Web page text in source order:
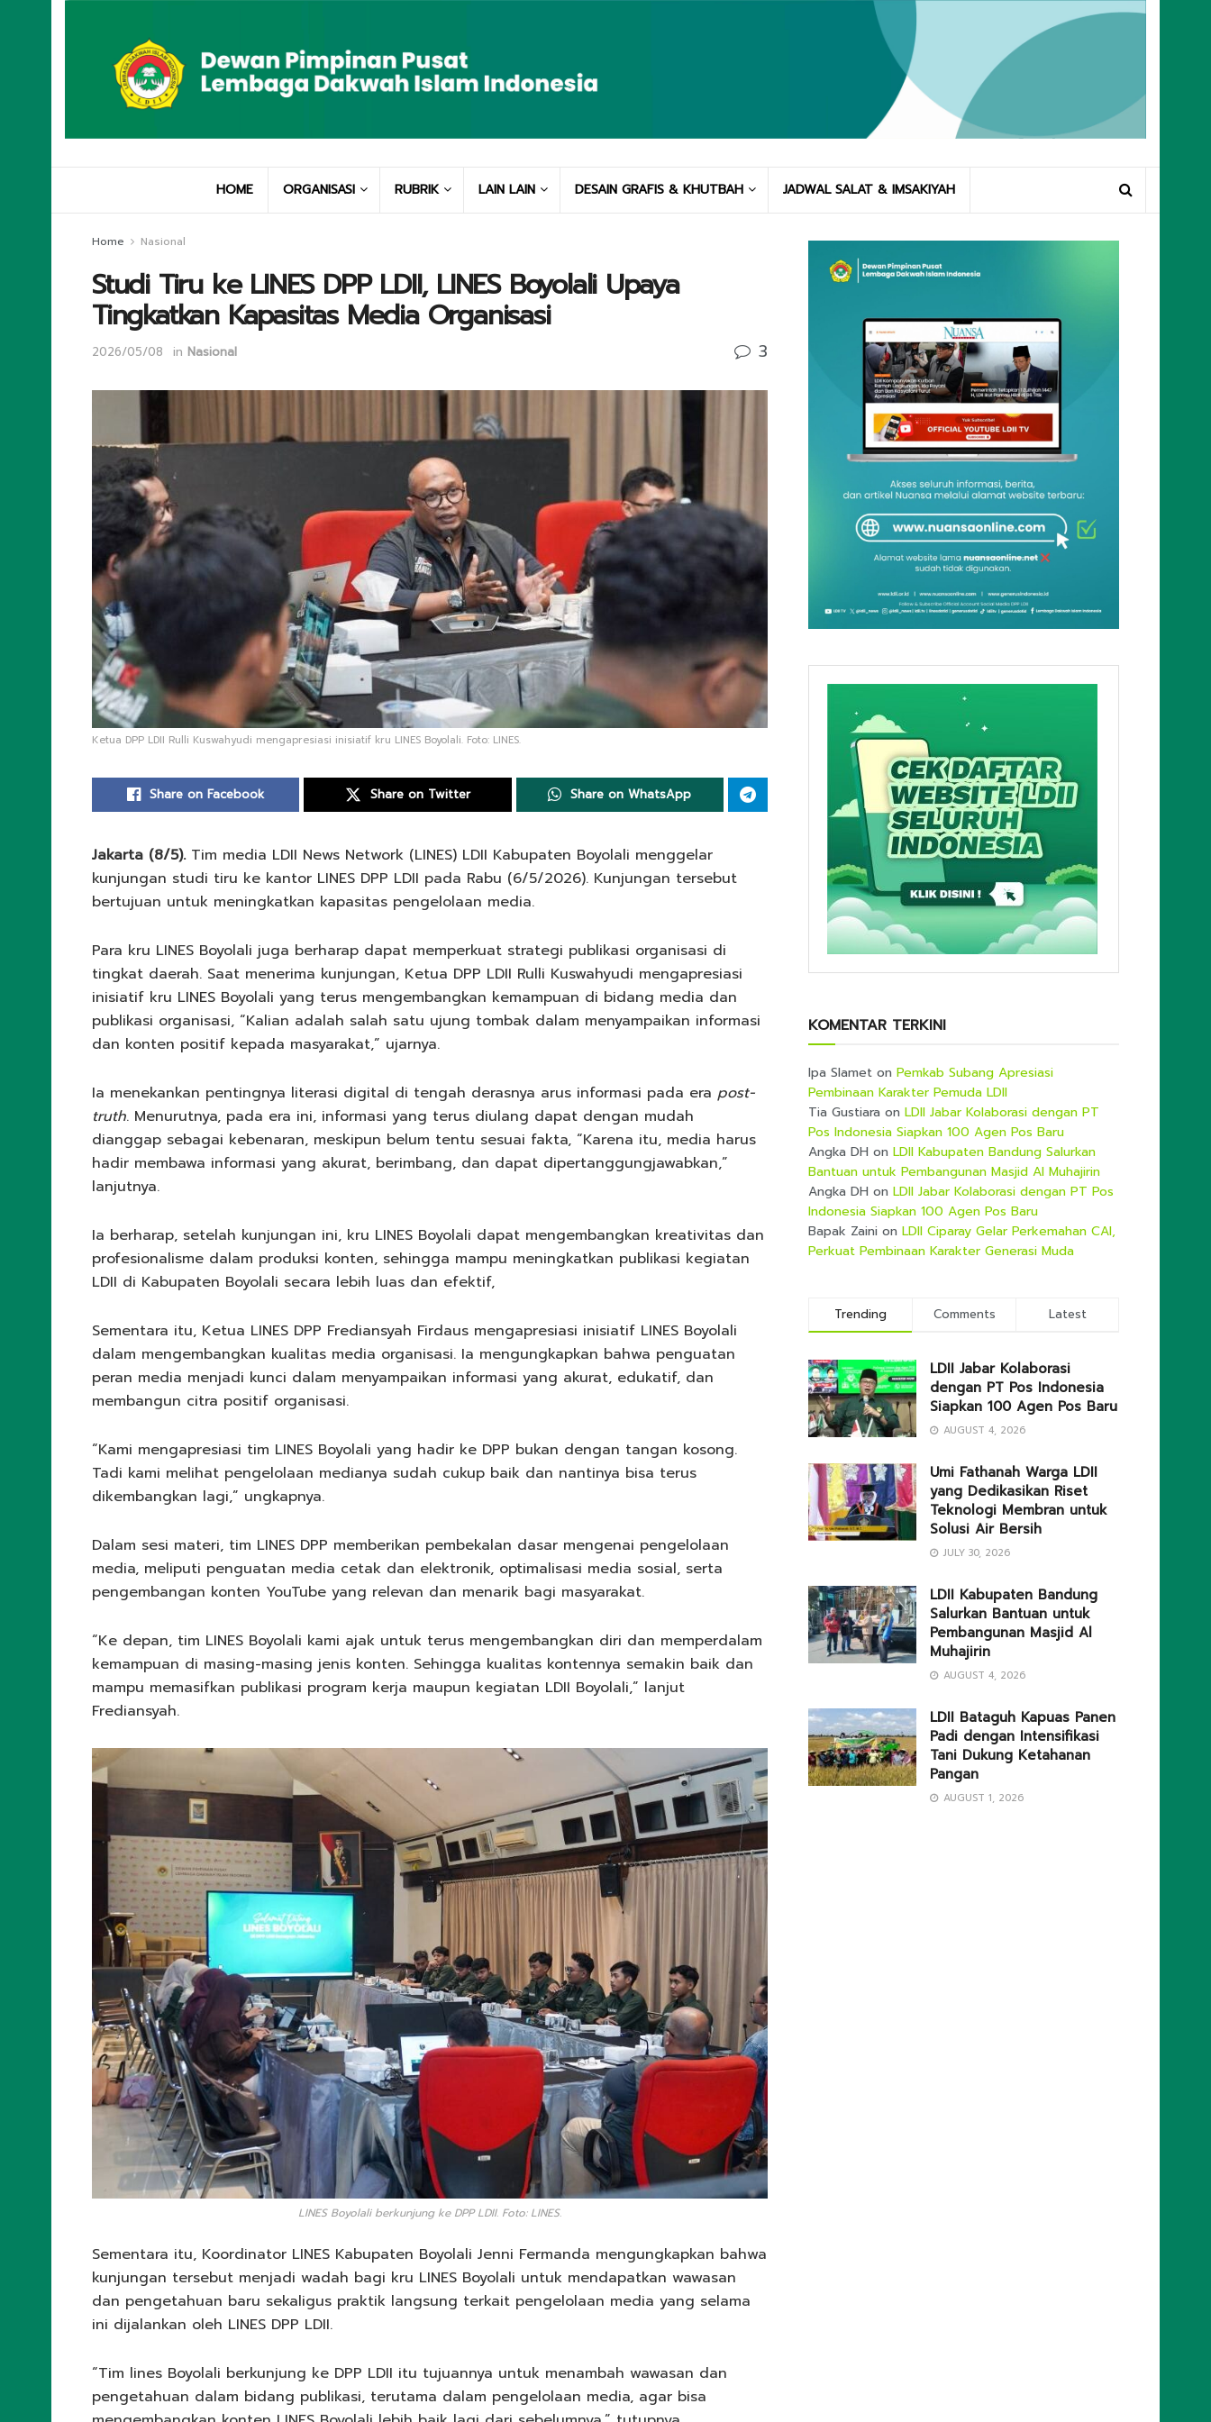
HOME ORGANISASI RUBRIK LAIN LAIN DESAIN GRAFIS & KHUTBAH JADWAL SALAT & IMSAKIYAH
Home Nasional
Studi Tiru ke LINES DPP LDII, LINES Boyolali Upaya
Tingkatkan Kapasitas Media Organisasi
2026/05/08 in Nasional 3
Ketua DPP LDII Rulli Kuswahyudi mengapresiasi inisiatif kru LINES Boyolali. Foto: LINES.
Share on Facebook Share on Twitter Share on WhatsApp
Jakarta (8/5).Tim media LDII News Network (LINES) LDII Kabupaten Boyolali menggelar
kunjungan studi tiru ke kantor LINES DPP LDII pada Rabu (6/5/2026). Kunjungan tersebut
bertujuan untuk meningkatkan kapasitas pengelolaan media.
Para kru LINES Boyolali juga berharap dapat memperkuat strategi publikasi organisasi di
tingkat daerah. Saat menerima kunjungan, Ketua DPP LDII Rulli Kuswahyudi mengapresiasi
inisiatif kru LINES Boyolali yang terus mengembangkan kemampuan di bidang media dan
publikasi organisasi, “Kalian adalah salah satu ujung tombak dalam menyampaikan informasi
dan konten positif kepada masyarakat,” ujarnya.
Ia menekankan pentingnya literasi digital di tengah derasnya arus informasi pada era post-
truth. Menurutnya, pada era ini, informasi yang terus diulang dapat dengan mudah
dianggap sebagai kebenaran, meskipun belum tentu sesuai fakta, “Karena itu, media harus
hadir membawa informasi yang akurat, berimbang, dan dapat dipertanggungjawabkan,”
lanjutnya.
Ia berharap, setelah kunjungan ini, kru LINES Boyolali dapat mengembangkan kreativitas dan
profesionalisme dalam produksi konten, sehingga mampu meningkatkan publikasi kegiatan
LDII di Kabupaten Boyolali secara lebih luas dan efektif,
Sementara itu, Ketua LINES DPP Frediansyah Firdaus mengapresiasi inisiatif LINES Boyolali
dalam mengembangkan kualitas media organisasi. Ia mengungkapkan bahwa penguatan
peran media menjadi kunci dalam menyampaikan informasi yang akurat, edukatif, dan
membangun citra positif organisasi.
“Kami mengapresiasi tim LINES Boyolali yang hadir ke DPP bukan dengan tangan kosong.
Tadi kami melihat pengelolaan medianya sudah cukup baik dan nantinya bisa terus
dikembangkan lagi,” ungkapnya.
Dalam sesi materi, tim LINES DPP memberikan pembekalan dasar mengenai pengelolaan
media, meliputi penguatan media cetak dan elektronik, optimalisasi media sosial, serta
pengembangan konten YouTube yang relevan dan menarik bagi masyarakat.
“Ke depan, tim LINES Boyolali kami ajak untuk terus mengembangkan diri dan memperdalam
kemampuan di masing-masing jenis konten. Sehingga kualitas kontennya semakin baik dan
mampu memasifkan publikasi program kerja maupun kegiatan LDII Boyolali,” lanjut
Frediansyah.
LINES Boyolali berkunjung ke DPP LDII. Foto: LINES.
Sementara itu, Koordinator LINES Kabupaten Boyolali Jenni Fermanda mengungkapkan bahwa
kunjungan tersebut menjadi wadah bagi kru LINES Boyolali untuk mendapatkan wawasan
dan pengetahuan baru sekaligus praktik langsung terkait pengelolaan media yang selama
ini dijalankan oleh LINES DPP LDII.
“Tim lines Boyolali berkunjung ke DPP LDII itu tujuannya untuk menambah wawasan dan
pengetahuan dalam bidang publikasi, terutama dalam pengelolaan media, agar bisa
KOMENTAR TERKINI
Ipa Slamet on Pemkab Subang Apresiasi
Pembinaan Karakter Pemuda LDII
Tia Gustiara on LDII Jabar Kolaborasi dengan PT
Pos Indonesia Siapkan 100 Agen Pos Baru
Angka DH on LDII Kabupaten Bandung Salurkan
Bantuan untuk Pembangunan Masjid Al Muhajirin
Angka DH on LDII Jabar Kolaborasi dengan PT Pos
Indonesia Siapkan 100 Agen Pos Baru
Bapak Zaini on LDII Ciparay Gelar Perkemahan CAI,
Perkuat Pembinaan Karakter Generasi Muda
Trending Comments Latest
LDII Jabar Kolaborasi
dengan PT Pos Indonesia
Siapkan 100 Agen Pos Baru
AUGUST 4, 2026
Umi Fathanah Warga LDII
yang Dedikasikan Riset
Teknologi Membran untuk
Solusi Air Bersih
JULY 30, 2026
LDII Kabupaten Bandung
Salurkan Bantuan untuk
Pembangunan Masjid Al
Muhajirin
AUGUST 4, 2026
LDII Bataguh Kapuas Panen
Padi dengan Intensifikasi
Tani Dukung Ketahanan
Pangan
AUGUST 1, 2026